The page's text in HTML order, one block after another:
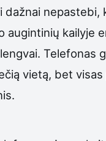
dažnai nepastebi,
augintinių kailyje
Telefonas
vietą, bet visas